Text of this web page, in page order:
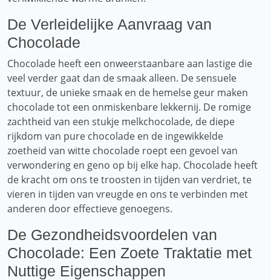
De Verleidelijke Aanvraag van
Chocolade
Chocolade heeft een onweerstaanbare aan lastige die
veel verder gaat dan de smaak alleen. De sensuele
textuur, de unieke smaak en de hemelse geur maken
chocolade tot een onmiskenbare lekkernij. De romige
zachtheid van een stukje melkchocolade, de diepe
rijkdom van pure chocolade en de ingewikkelde
zoetheid van witte chocolade roept een gevoel van
verwondering en geno op bij elke hap. Chocolade heeft
de kracht om ons te troosten in tijden van verdriet, te
vieren in tijden van vreugde en ons te verbinden met
anderen door effectieve genoegens.
De Gezondheidsvoordelen van
Chocolade: Een Zoete Traktatie met
Nuttige Eigenschappen